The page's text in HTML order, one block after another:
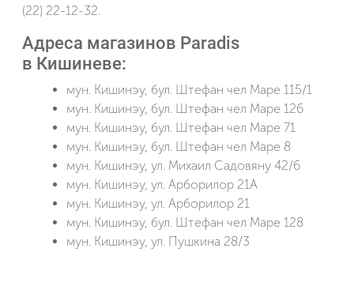
(22) 22-12-32.
Адреса магазинов Paradis
в Кишиневе:
мун. Кишинэу, бул. Штефан чел Маре 115/1
мун. Кишинэу, бул. Штефан чел Маре 126
мун. Кишинэу, бул. Штефан чел Маре 71
мун. Кишинэу, бул. Штефан чел Маре 8
мун. Кишинэу, ул. Михаил Садовяну 42/6
мун. Кишинэу, ул. Арборилор 21А
мун. Кишинэу, ул. Арборилор 21
мун. Кишинэу, бул. Штефан чел Маре 128
мун. Кишинэу, ул. Пушкина 28/3